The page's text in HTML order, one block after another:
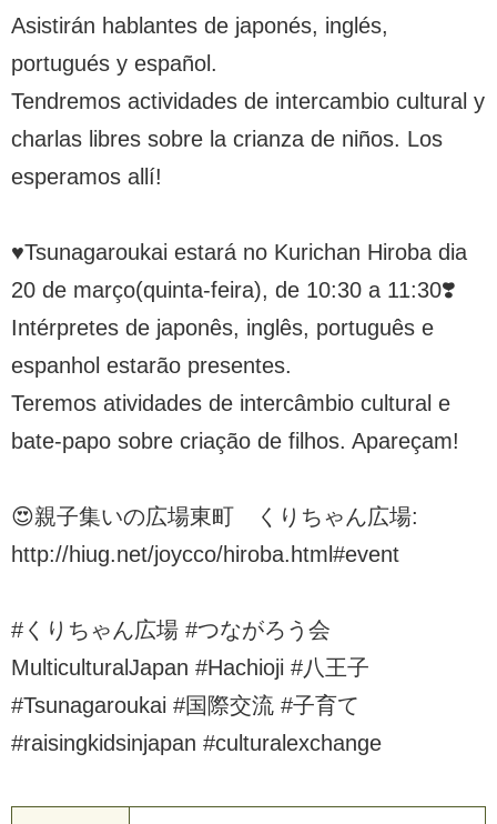
Asistirán hablantes de japonés, inglés,
portugués y español.
Tendremos actividades de intercambio cultural y
charlas libres sobre la crianza de niños. Los
esperamos allí!
♥Tsunagaroukai estará no Kurichan Hiroba dia
20 de março(quinta-feira), de 10:30 a 11:30❣️
Intérpretes de japonês, inglês, português e
espanhol estarão presentes.
Teremos atividades de intercâmbio cultural e
bate-papo sobre criação de filhos. Apareçam!
😍親子集いの広場東町 くりちゃん広場:
http://hiug.net/joycco/hiroba.html#event
#くりちゃん広場 #つながろう会
MulticulturalJapan #Hachioji #八王子
#Tsunagaroukai #国際交流 #子育て
#raisingkidsinjapan #culturalexchange